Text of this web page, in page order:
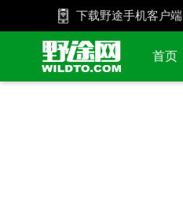
下载野途手机客户端
首页